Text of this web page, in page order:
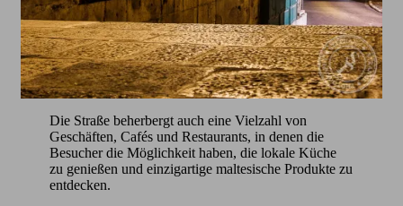
Die Straße beherbergt auch eine Vielzahl von
Geschäften, Cafés und Restaurants, in denen die
Besucher die Möglichkeit haben, die lokale Küche
zu genießen und einzigartige maltesische Produkte zu
entdecken.